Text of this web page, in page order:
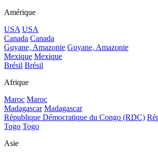
Amérique
USA USA
Canada Canada
Guyane, Amazonie Guyane, Amazonie
Mexique Mexique
Brésil Brésil
Afrique
Maroc Maroc
Madagascar Madagascar
République Démocratique du Congo (RDC)
Togo Togo
Asie